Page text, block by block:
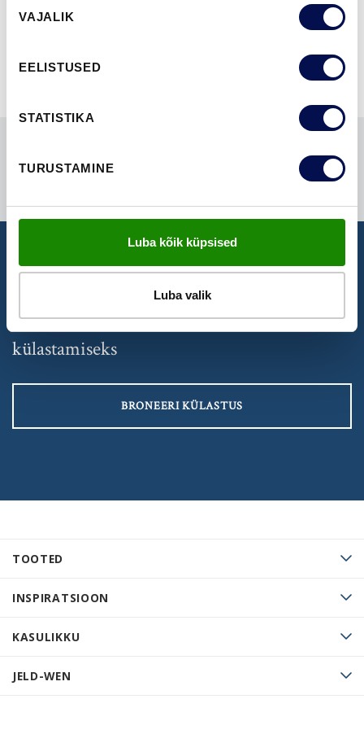
valik
VAJALIK
EELISTUSED
STATISTIKA
TURUSTAMINE
Luba kõik küpsised
Luba valik
NÄITA KÕIKI
TOOTED
INSPIRATSIOON
KASULIKKU
JELD-WEN
NÄIDISTESAAL
Broneeri aeg Swedoori näidistesaali
külastamiseks
BRONEERI KÜLASTUS